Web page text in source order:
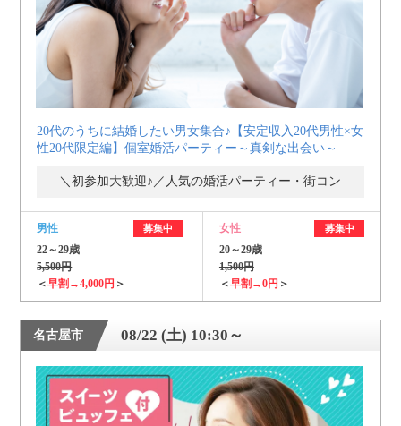
20代のうちに結婚したい男女集合♪【安定収入20代男性×女
性20代限定編】個室婚活パーティー～真剣な出会い～
＼初参加大歓迎♪／人気の婚活パーティー・街コン
男性 募集中
22～29歳
5,500円
＜早割→4,000円 ＞
女性 募集中
20～29歳
1,500円
＜早割→0円 ＞
名古屋市 08/22 (土) 10:30～